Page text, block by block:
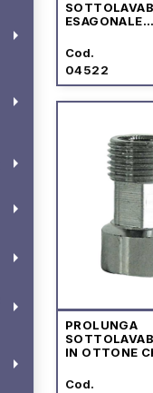
arrow_right
arrow_right
arrow_right
arrow_right
arrow_right
arrow_right
arrow_right
ESAGONALE
Cod.
04522
PROLUNGA
IN OTTONE
Cod.